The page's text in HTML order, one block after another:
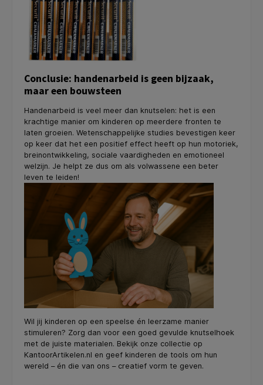
Conclusie: handenarbeid is geen bijzaak,
maar een bouwsteen
Handenarbeid is veel meer dan knutselen: het is een
krachtige manier om kinderen op meerdere fronten te
laten groeien. Wetenschappelijke studies bevestigen keer
op keer dat het een positief effect heeft op hun motoriek,
breinontwikkeling, sociale vaardigheden en emotioneel
welzijn. Je helpt ze dus om als volwassene een beter
leven te leiden!
Wil jij kinderen op een speelse én leerzame manier
stimuleren? Zorg dan voor een goed gevulde knutselhoek
met de juiste materialen. Bekijk onze collectie op
KantoorArtikelen.nl en geef kinderen de tools om hun
wereld – én die van ons – creatief vorm te geven.